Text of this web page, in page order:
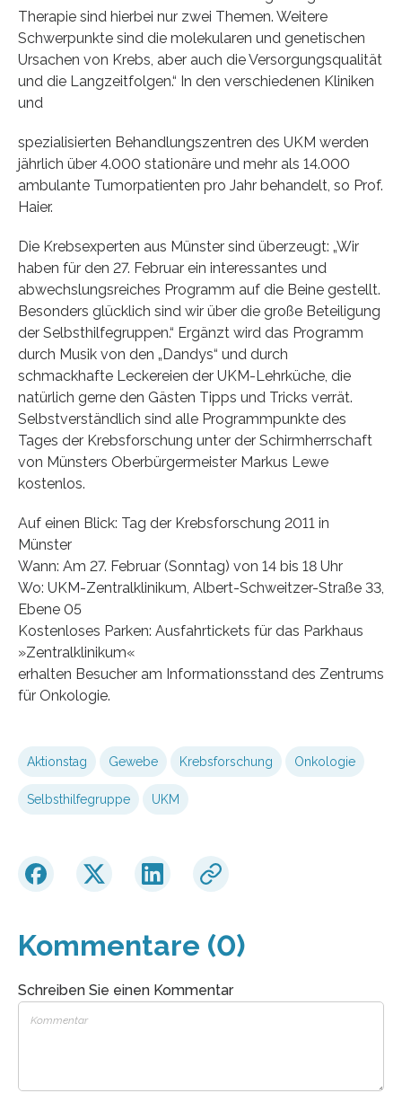
Therapie sind hierbei nur zwei Themen. Weitere
Schwerpunkte sind die molekularen und genetischen
Ursachen von Krebs, aber auch die Versorgungsqualität
und die Langzeitfolgen.“ In den verschiedenen Kliniken
und
spezialisierten Behandlungszentren des UKM werden
jährlich über 4.000 stationäre und mehr als 14.000
ambulante Tumorpatienten pro Jahr behandelt, so Prof.
Haier.
Die Krebsexperten aus Münster sind überzeugt: „Wir
haben für den 27. Februar ein interessantes und
abwechslungsreiches Programm auf die Beine gestellt.
Besonders glücklich sind wir über die große Beteiligung
der Selbsthilfegruppen.“ Ergänzt wird das Programm
durch Musik von den „Dandys“ und durch
schmackhafte Leckereien der UKM-Lehrküche, die
natürlich gerne den Gästen Tipps und Tricks verrät.
Selbstverständlich sind alle Programmpunkte des
Tages der Krebsforschung unter der Schirmherrschaft
von Münsters Oberbürgermeister Markus Lewe
kostenlos.
Auf einen Blick: Tag der Krebsforschung 2011 in
Münster
Wann: Am 27. Februar (Sonntag) von 14 bis 18 Uhr
Wo: UKM-Zentralklinikum, Albert-Schweitzer-Straße 33,
Ebene 05
Kostenloses Parken: Ausfahrtickets für das Parkhaus
»Zentralklinikum«
erhalten Besucher am Informationsstand des Zentrums
für Onkologie.
Aktionstag Gewebe Krebsforschung Onkologie
Selbsthilfegruppe UKM
Kommentare (0)
Schreiben Sie einen Kommentar